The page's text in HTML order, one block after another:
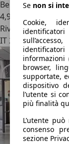
Benzina
4,9 l/100 km
Rivenditore
IT 28128Milano - Mi
Se non si
Cookie,
browser,
supportate,
dispositivo
l’utente si
più finalità
L’utente
consenso
sezione